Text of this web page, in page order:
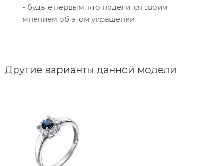
- будьте первым, кто поделится своим
мнением об этом украшении
Другие варианты данной модели